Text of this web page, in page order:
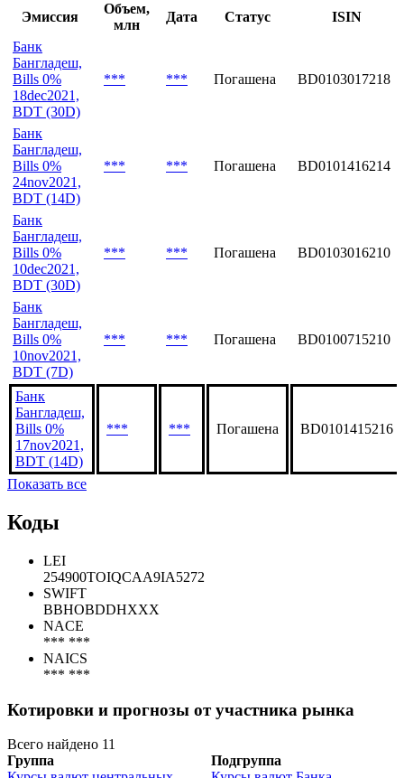
Эмиссия
Объем,
млн
Дата Статус
ISIN
Банк
Бангладеш,
Bills 0%
18dec2021,
BDT (30D)
*** *** Погашена BD0103017218
Банк
Бангладеш,
Bills 0%
24nov2021,
BDT (14D)
*** *** Погашена BD0101416214
Банк
Бангладеш,
Bills 0%
10dec2021,
BDT (30D)
*** *** Погашена BD0103016210
Банк
Бангладеш,
Bills 0%
10nov2021,
BDT (7D)
*** *** Погашена BD0100715210
Банк
Бангладеш,
Bills 0%
17nov2021,
BDT (14D)
*** *** Погашена BD0101415216
Показать все
Коды
LEI
254900TOIQCAA9IA5272
SWIFT
BBHOBDDHXXX
NACE
*** ***
NAICS
*** ***
Котировки и прогнозы от участника рынка
Всего найдено 11
Группа
Подгруппа